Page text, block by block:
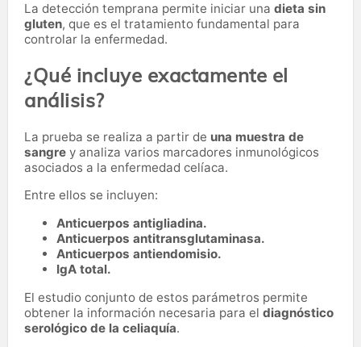
La detección temprana permite iniciar una dieta sin
gluten, que es el tratamiento fundamental para
controlar la enfermedad.
¿Qué incluye exactamente el
análisis?
La prueba se realiza a partir de una muestra de
sangre y analiza varios marcadores inmunológicos
asociados a la enfermedad celíaca.
Entre ellos se incluyen:
Anticuerpos antigliadina.
Anticuerpos antitransglutaminasa.
Anticuerpos antiendomisio.
IgA total.
El estudio conjunto de estos parámetros permite
obtener la información necesaria para el diagnóstico
serológico de la celiaquía.